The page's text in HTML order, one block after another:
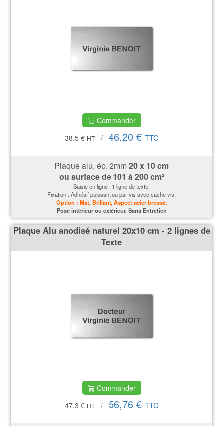
Commander
38.5 € HT / 46,20 € TTC
Plaque alu, ép. 2mm20 x 10 cm
ou surface de 101 à 200 cm²
Saisie en ligne : 1 ligne de texte.
Fixation : Adhésif puissant ou par vis avec cache vis.
Option : Mat, Brillant, Aspect acier brossé.
Pose intérieur ou extérieur. Sans Entretien
Plaque Alu anodisé naturel 20x10 cm - 2 lignes de
Texte
Commander
47.3 € HT / 56,76 € TTC